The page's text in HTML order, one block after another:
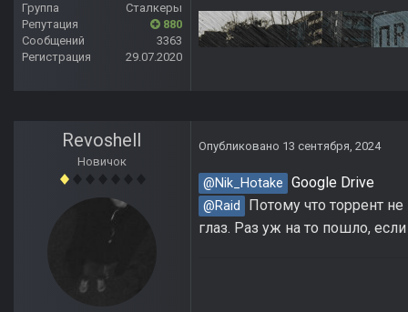
Группа
Сталкеры
Репутация
880
Сообщений
3363
Регистрация
29.07.2020
Revoshell
Новичок
Опубликовано 13 сентября, 2024
@Nik_Hotake Google Drive
@Raid
Потому что торрент
глаз. Раз уж на то пошло,